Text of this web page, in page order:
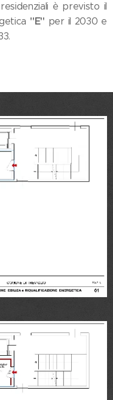
è previsto il
"E" per il 2030 e